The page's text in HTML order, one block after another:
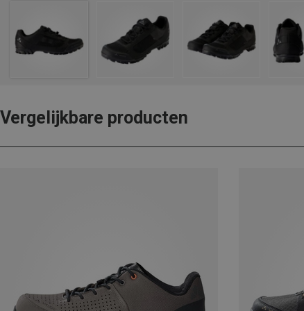
Vergelijkbare producten